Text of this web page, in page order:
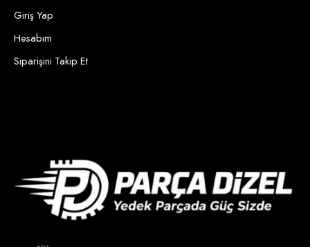
Giriş Yap
Hesabım
Siparişini Takip Et